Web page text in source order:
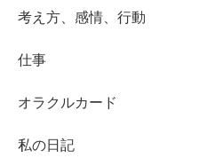
考え方、感情、行動
仕事
オラクルカード
私の日記